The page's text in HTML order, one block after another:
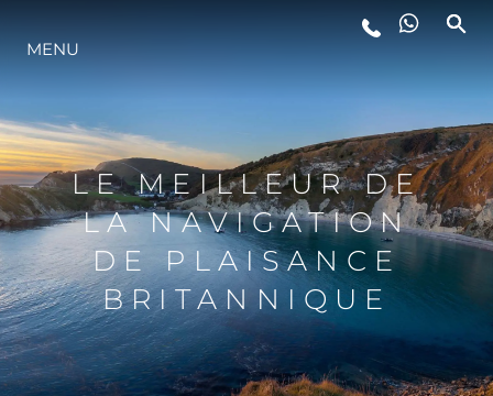
LA SOCIÉTÉ
NOTRE ÉQUIPE
NOTRE HÉRITAGE
MENU
LE MEILLEUR DE
LA NAVIGATION
DE PLAISANCE
BRITANNIQUE